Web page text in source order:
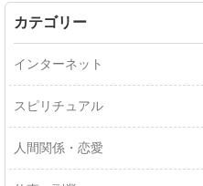
カテゴリー
インターネット
スピリチュアル
人間関係・恋愛